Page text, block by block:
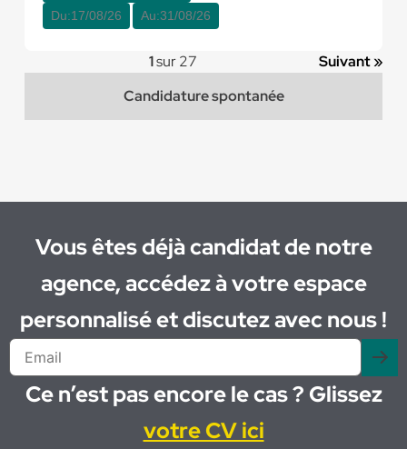
Du:17/08/26 Au:31/08/26
1sur 27
Suivant »
Candidature spontanée
Vous êtes déjà candidat de notre
agence, accédez à votre espace
personnalisé et discutez avec nous !
Ce n’est pas encore le cas ? Glissez
votre CV ici